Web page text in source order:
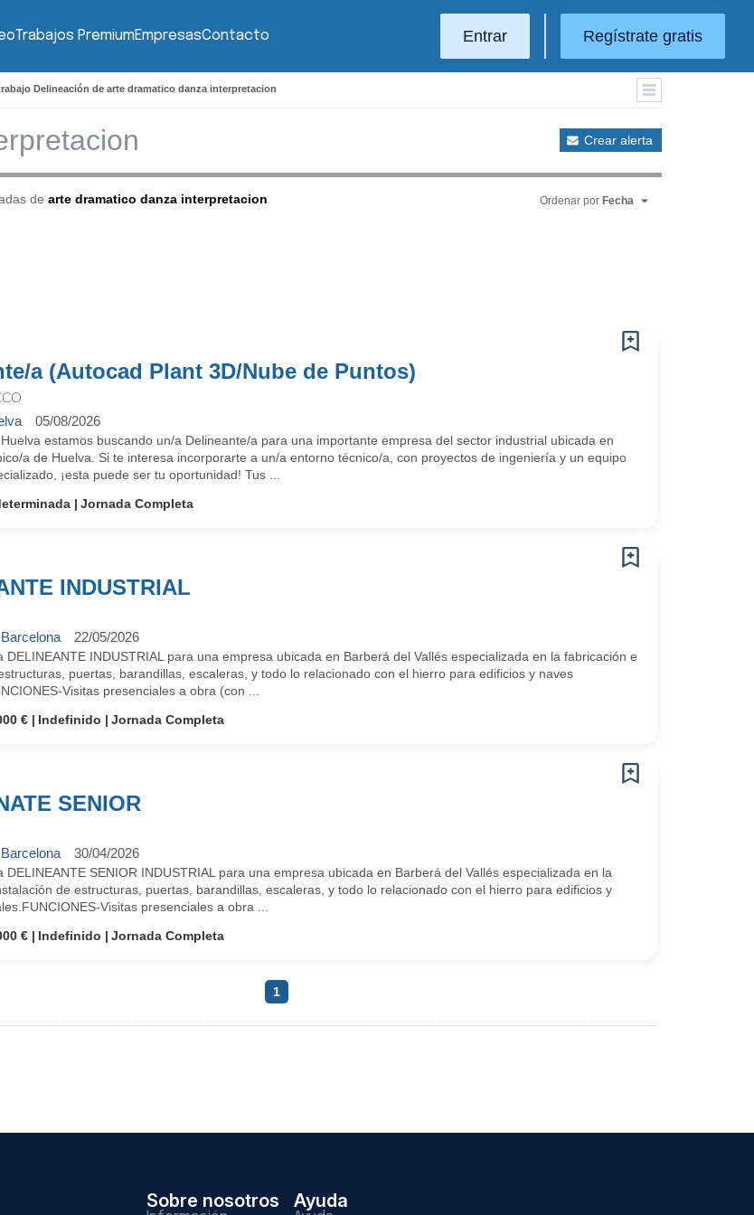
Trabajos PremiumEmpresasContacto Entrar Regístrate gratis
Delineación de arte dramatico danza interpretacion
Crear alerta
de arte dramatico danza interpretacion Ordenar por Fecha
a (Autocad Plant 3D/Nube de Puntos)
05/08/2026
estamos buscando un/a Delineante/a para una importante empresa del sector industrial ubicada en
a de Huelva. Si te interesa incorporarte a un/a entorno técnico/a, con proyectos de ingeniería y un equipo
¡esta puede ser tu oportunidad! Tus ...
Jornada Completa
INDUSTRIAL
22/05/2026
DELINEANTE INDUSTRIAL para una empresa ubicada en Barberá del Vallés especializada en la fabricación e
puertas, barandillas, escaleras, y todo lo relacionado con el hierro para edificios y naves
Visitas presenciales a obra (con ...
€
Indefinido Jornada Completa
SENIOR
30/04/2026
DELINEANTE SENIOR INDUSTRIAL para una empresa ubicada en Barberá del Vallés especializada en la
de estructuras, puertas, barandillas, escaleras, y todo lo relacionado con el hierro para edificios y
Visitas presenciales a obra ...
€
Indefinido Jornada Completa
1
Sobre nosotros Ayuda